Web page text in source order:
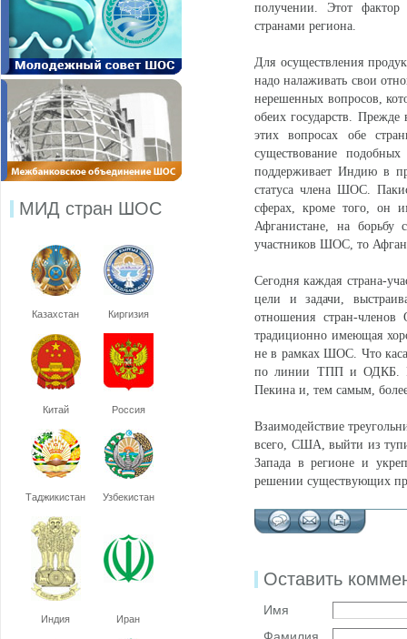
МИД стран ШОС
Казахстан Киргизия
Китай Россия
Таджикистан Узбекистан
Индия Иран
получении. Этот фактор
странами региона.
Для осуществления
надо налаживать свои
нерешенных вопросов,
обеих государств.
этих вопросах обе
существование
поддерживает Индию в
статуса члена ШОС.
сферах, кроме того, он
Афганистане, на борьбу
участников ШОС, то
Сегодня каждая страна-
цели и задачи,
отношения стран-
традиционно имеющая
не в рамках ШОС. Что
по линии ТПП и ОДКБ.
Пекина и, тем самым,
Взаимодействие
всего, США, выйти из
Запада в регионе и
решении существующих
Оставить
Имя